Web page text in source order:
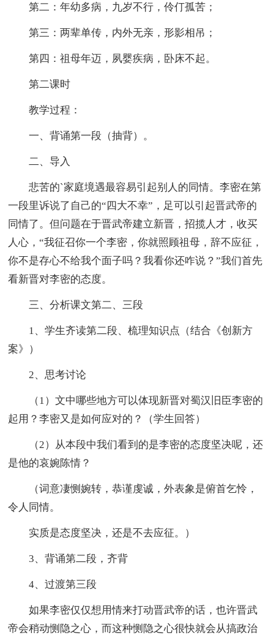
第二：年幼多病，九岁不行，伶仃孤苦；
第三：两辈单传，内外无亲，形影相吊；
第四：祖母年迈，夙婴疾病，卧床不起。
第二课时
教学过程：
一、背诵第一段（抽背）。
二、导入
悲苦的`家庭境遇最容易引起别人的同情。李密在第
一段里诉说了自己的“四大不幸”，足可以引起晋武帝的
同情了。但问题在于晋武帝建立新晋，招揽人才，收买
人心，“我征召你一个李密，你就照顾祖母，辞不应征，
你不是存心不给我个面子吗？我看你还咋说？”我们首先
看新晋对李密的态度。
三、分析课文第二、三段
1、学生齐读第二段、梳理知识点（结合《创新方
案》）
2、思考讨论
（1）文中哪些地方可以体现新晋对蜀汉旧臣李密的
起用？李密又是如何应对的？（学生回答）
（2）从本段中我们看到的是李密的态度坚决呢，还
是他的哀婉陈情？
（词意凄恻婉转，恭谨虔诚，外表象是俯首乞怜，
令人同情。
实质是态度坚决，还是不去应征。）
3、背诵第二段，齐背
4、过渡第三段
如果李密仅仅想用情来打动晋武帝的话，也许晋武
帝会稍动恻隐之心，而这种恻隐之心很快就会从搞政治